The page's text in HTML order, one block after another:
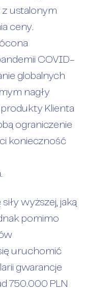
ustalonym
ceny.
COVID-
globalnych
nagły
Klienta
ograniczenie
konieczność
wyższej, jaką
pomimo
uruchomić
gwarancje
750.000 PLN